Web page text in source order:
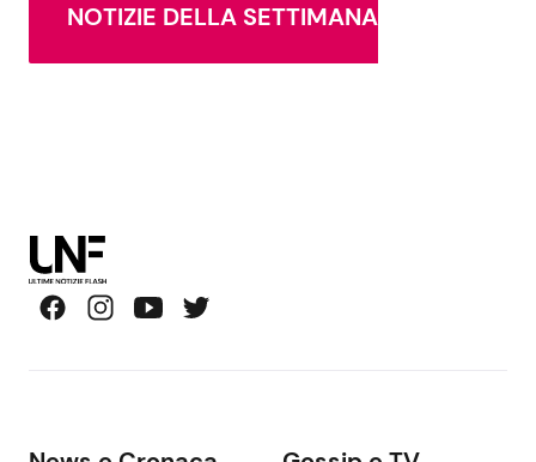
NOTIZIE DELLA SETTIMANA